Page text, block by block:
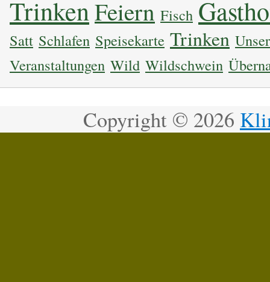
TrinkenFeiern Fisch
Satt Schlafen Speisekarte Trinken
Veranstaltungen Wild Wildschwein
Copyright © 2026